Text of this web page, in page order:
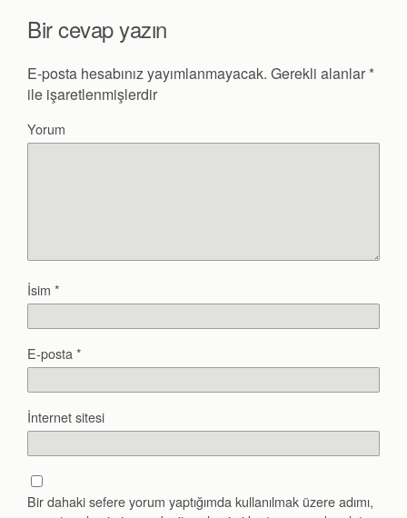
Bir cevap yazın
E-posta hesabınız yayımlanmayacak. Gerekli alanlar *
ile işaretlenmişlerdir
Yorum
İsim *
E-posta *
İnternet sitesi
Bir dahaki sefere yorum yaptığımda kullanılmak üzere adımı,